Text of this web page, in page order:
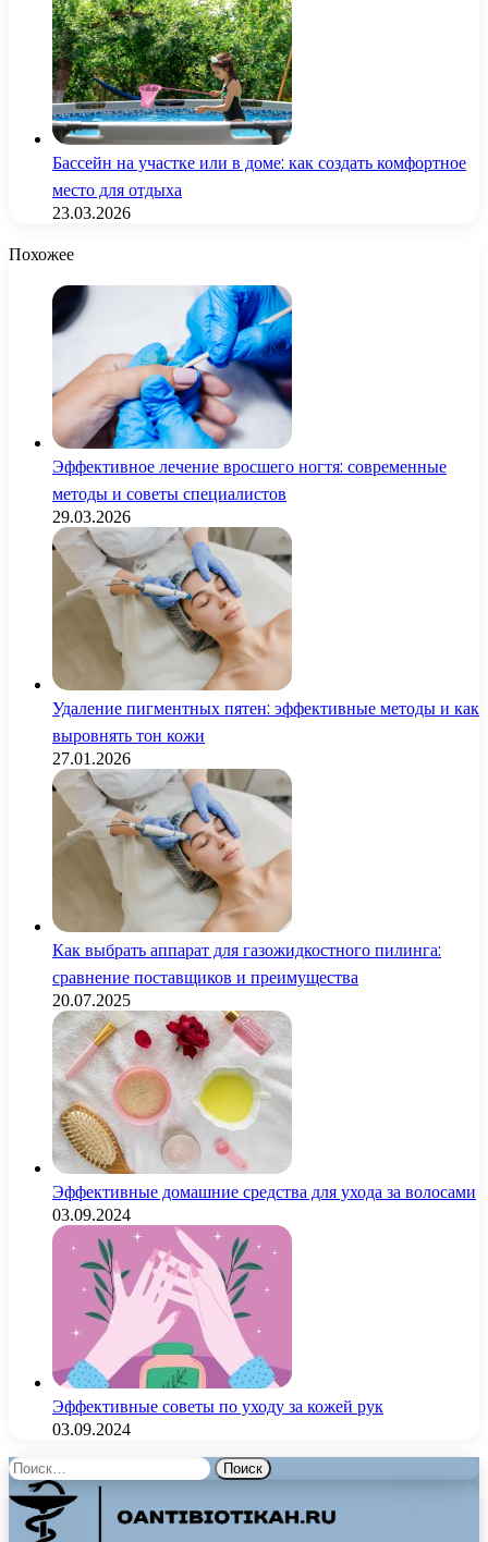
Бассейн на участке или в доме: как создать комфортное
место для отдыха
23.03.2026
Похожее
Эффективное лечение вросшего ногтя: современные
методы и советы специалистов
29.03.2026
Удаление пигментных пятен: эффективные методы и как
выровнять тон кожи
27.01.2026
Как выбрать аппарат для газожидкостного пилинга:
сравнение поставщиков и преимущества
20.07.2025
Эффективные домашние средства для ухода за волосами
03.09.2024
Эффективные советы по уходу за кожей рук
03.09.2024
Найти: